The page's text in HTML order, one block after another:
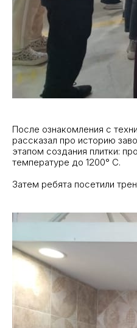
После ознакомления с
рассказал про историю
этапом создания плитки:
температуре до 1200° С.
Затем ребята посетили